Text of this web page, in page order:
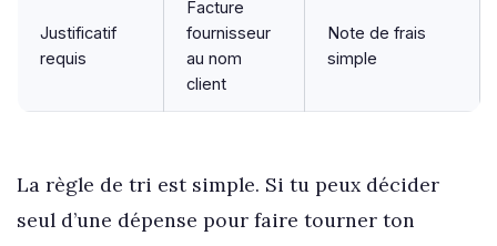
Justificatif
requis
Facture
fournisseur
au nom
client
Note de frais
simple
La règle de tri est simple. Si tu peux décider
seul d’une dépense pour faire tourner ton